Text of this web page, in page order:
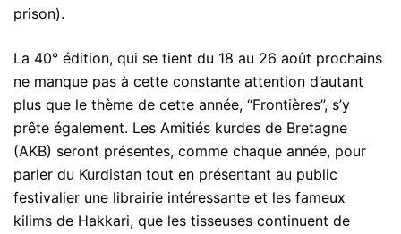
prison).
La 40° édition, qui se tient du 18 au 26 août prochains
ne manque pas à cette constante attention d’autant
plus que le thème de cette année, “Frontières”, s’y
prête également. Les Amitiés kurdes de Bretagne
(AKB) seront présentes, comme chaque année, pour
parler du Kurdistan tout en présentant au public
festivalier une librairie intéressante et les fameux
kilims de Hakkari, que les tisseuses continuent de